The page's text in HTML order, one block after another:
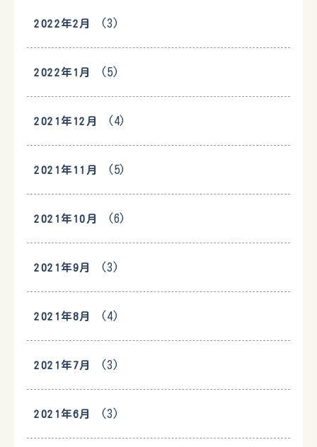
2022年2月 (3)
2022年1月 (5)
2021年12月 (4)
2021年11月 (5)
2021年10月 (6)
2021年9月 (3)
2021年8月 (4)
2021年7月 (3)
2021年6月 (3)